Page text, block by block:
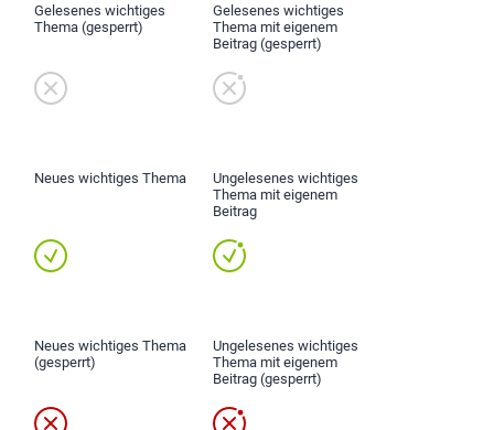
Gelesenes wichtiges
Thema (gesperrt)
Gelesenes wichtiges
Thema mit eigenem
Beitrag (gesperrt)
Neues wichtiges Thema
Ungelesenes wichtiges
Thema mit eigenem
Beitrag
Neues wichtiges Thema
(gesperrt)
Ungelesenes wichtiges
Thema mit eigenem
Beitrag (gesperrt)